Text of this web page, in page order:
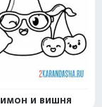
и вишня